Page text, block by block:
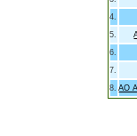
4.
5.
6.
7.
8. ΑΟ